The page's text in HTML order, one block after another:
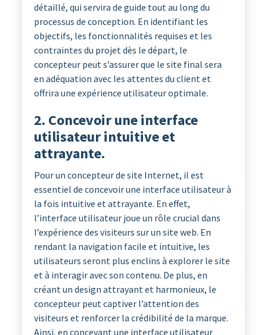
détaillé, qui servira de guide tout au long du
processus de conception. En identifiant les
objectifs, les fonctionnalités requises et les
contraintes du projet dès le départ, le
concepteur peut s’assurer que le site final sera
en adéquation avec les attentes du client et
offrira une expérience utilisateur optimale.
2. Concevoir une interface
utilisateur intuitive et
attrayante.
Pour un concepteur de site Internet, il est
essentiel de concevoir une interface utilisateur à
la fois intuitive et attrayante. En effet,
l’interface utilisateur joue un rôle crucial dans
l’expérience des visiteurs sur un site web. En
rendant la navigation facile et intuitive, les
utilisateurs seront plus enclins à explorer le site
et à interagir avec son contenu. De plus, en
créant un design attrayant et harmonieux, le
concepteur peut captiver l’attention des
visiteurs et renforcer la crédibilité de la marque.
Ainsi, en concevant une interface utilisateur